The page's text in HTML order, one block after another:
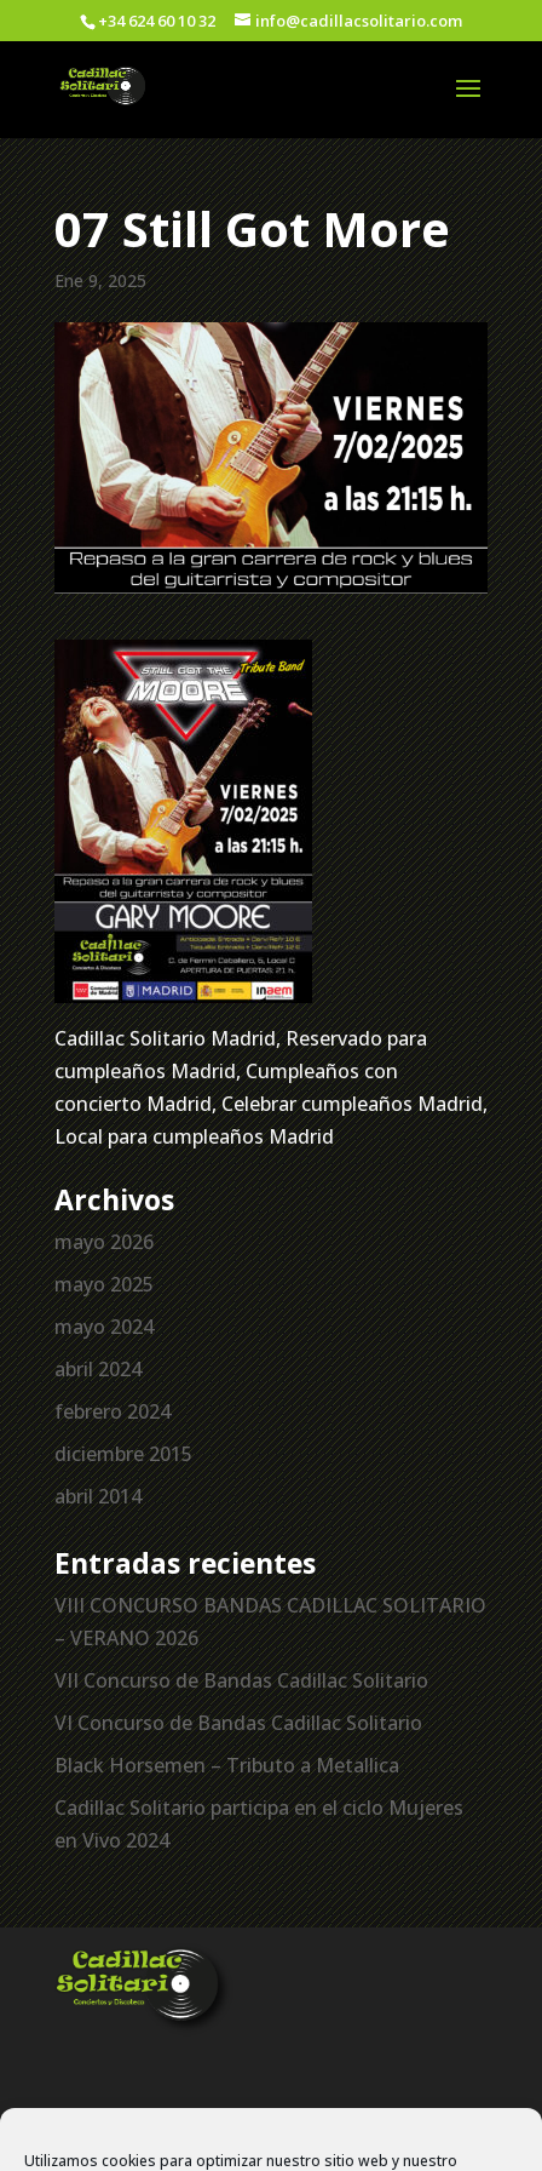
Utilizamos cookies para optimizar nuestro sitio web y nuestro
+34 624 60 10 32 info@cadillacsolitario.com
07 Still Got More
Ene 9, 2025
Cadillac Solitario Madrid, Reservado para
cumpleaños Madrid, Cumpleaños con
concierto Madrid, Celebrar cumpleaños Madrid,
Local para cumpleaños Madrid
Archivos
mayo 2026
mayo 2025
mayo 2024
abril 2024
febrero 2024
diciembre 2015
abril 2014
Entradas recientes
VIII CONCURSO BANDAS CADILLAC SOLITARIO
– VERANO 2026
VII Concurso de Bandas Cadillac Solitario
VI Concurso de Bandas Cadillac Solitario
Black Horsemen – Tributo a Metallica
Cadillac Solitario participa en el ciclo Mujeres
en Vivo 2024